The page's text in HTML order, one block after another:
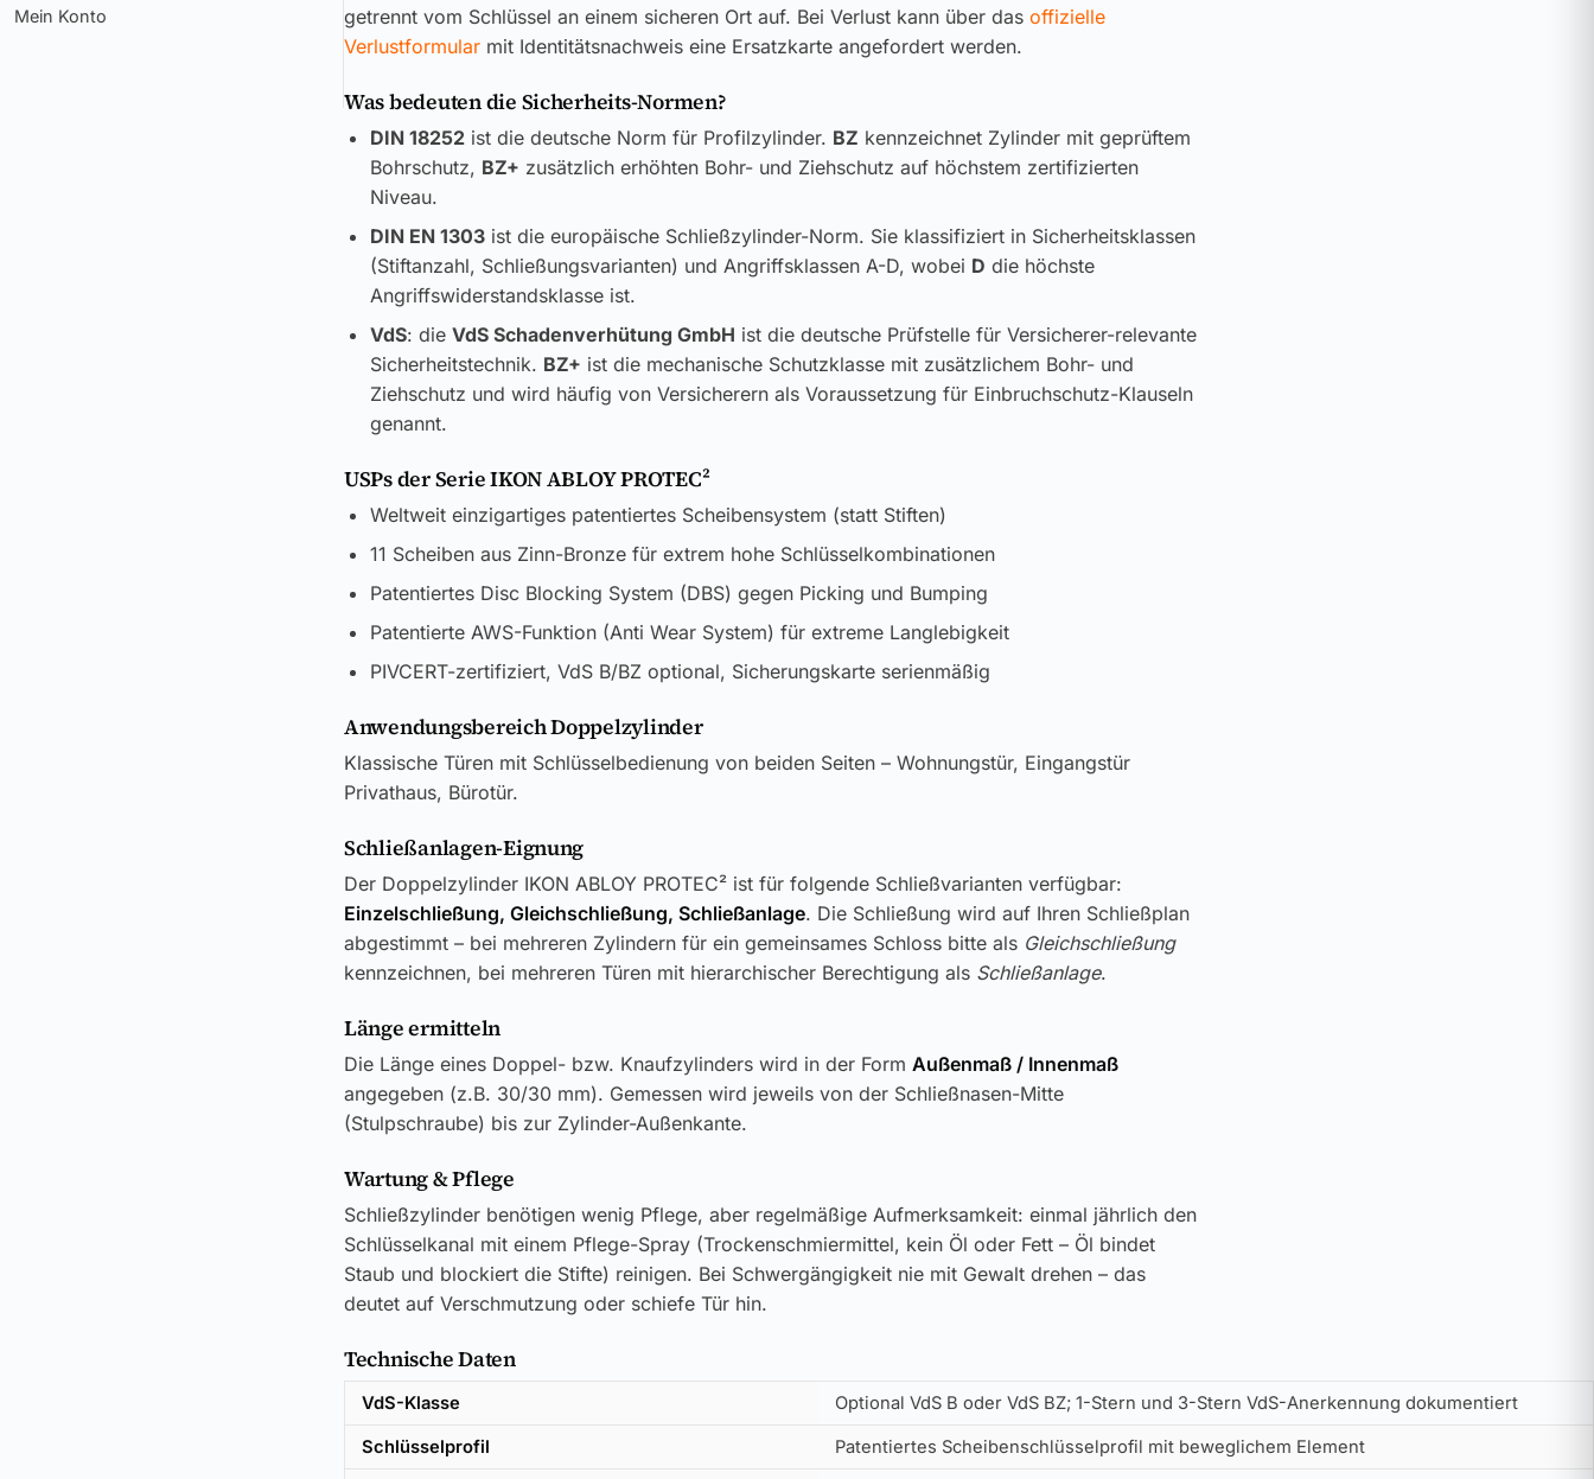
Mein Konto
getrennt vom Schlüssel an einem sicheren Ort auf. Bei Verlust kann über das offizielle
Verlustformular mit Identitätsnachweis eine Ersatzkarte angefordert werden.
Was bedeuten die Sicherheits-Normen?
DIN 18252ist die deutsche Norm für Profilzylinder. BZ kennzeichnet Zylinder mit geprüftem
Bohrschutz, BZ+ zusätzlich erhöhten Bohr- und Ziehschutz auf höchstem zertifizierten
Niveau.
DIN EN 1303ist die europäische Schließzylinder-Norm. Sie klassifiziert in Sicherheitsklassen
(Stiftanzahl, Schließungsvarianten) und Angriffsklassen A-D, wobei D die höchste
Angriffswiderstandsklasse ist.
VdS: die VdS Schadenverhütung GmbH ist die deutsche Prüfstelle für Versicherer-relevante
Sicherheitstechnik. BZ+ ist die mechanische Schutzklasse mit zusätzlichem Bohr- und
Ziehschutz und wird häufig von Versicherern als Voraussetzung für Einbruchschutz-Klauseln
genannt.
USPs der Serie IKON ABLOY PROTEC²
Weltweit einzigartiges patentiertes Scheibensystem (statt Stiften)
11 Scheiben aus Zinn-Bronze für extrem hohe Schlüsselkombinationen
Patentiertes Disc Blocking System (DBS) gegen Picking und Bumping
Patentierte AWS-Funktion (Anti Wear System) für extreme Langlebigkeit
PIVCERT-zertifiziert, VdS B/BZ optional, Sicherungskarte serienmäßig
Anwendungsbereich Doppelzylinder
Klassische Türen mit Schlüsselbedienung von beiden Seiten – Wohnungstür, Eingangstür
Privathaus, Bürotür.
Schließanlagen-Eignung
Der Doppelzylinder IKON ABLOY PROTEC² ist für folgende Schließvarianten verfügbar:
Einzelschließung, Gleichschließung, Schließanlage. Die Schließung wird auf Ihren Schließplan
abgestimmt – bei mehreren Zylindern für ein gemeinsames Schloss bitte als Gleichschließung
kennzeichnen, bei mehreren Türen mit hierarchischer Berechtigung als Schließanlage.
Länge ermitteln
Die Länge eines Doppel- bzw. Knaufzylinders wird in der Form Außenmaß / Innenmaß
angegeben (z.B. 30/30 mm). Gemessen wird jeweils von der Schließnasen-Mitte
(Stulpschraube) bis zur Zylinder-Außenkante.
Wartung & Pflege
Schließzylinder benötigen wenig Pflege, aber regelmäßige Aufmerksamkeit: einmal jährlich den
Schlüsselkanal mit einem Pflege-Spray (Trockenschmiermittel, kein Öl oder Fett – Öl bindet
Staub und blockiert die Stifte) reinigen. Bei Schwergängigkeit nie mit Gewalt drehen – das
deutet auf Verschmutzung oder schiefe Tür hin.
Technische Daten
VdS-Klasse Optional VdS B oder VdS BZ; 1-Stern und 3-Stern VdS-Anerkennung dokumentiert
Schlüsselprofil Patentiertes Scheibenschlüsselprofil mit beweglichem Element